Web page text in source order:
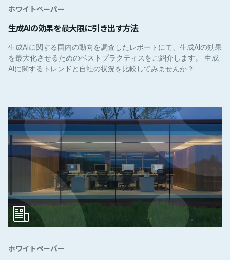
ホワイトペーパー
生成AIの効果を最大限に引き出す方法
生成AIに関する国内の動向を調査したレポートにて、生成AIの効果
を最大化させるためのベストプラクティスをご紹介します。 生成
AIに関するトレンドと自社の状況を比較してみませんか？
ホワイトペーパー